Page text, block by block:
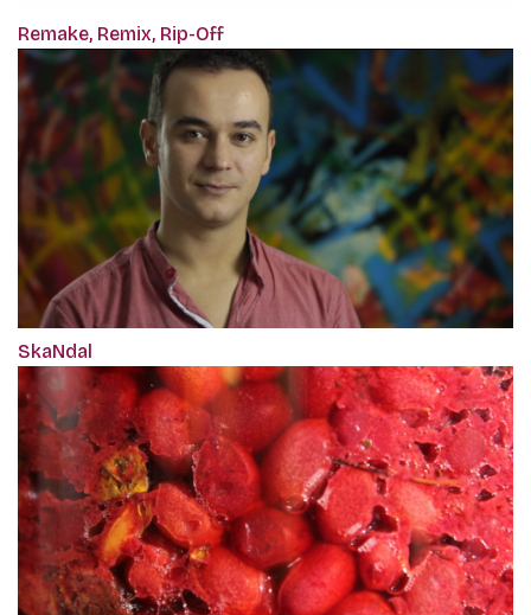
Remake, Remix, Rip-Off
SkaNdal